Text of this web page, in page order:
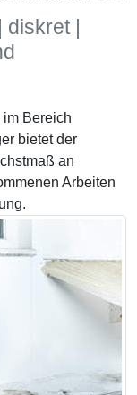
diskret |
im Bereich
bietet der
an
Arbeiten